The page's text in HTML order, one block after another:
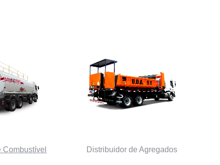
Combustível Distribuidor de Agregados